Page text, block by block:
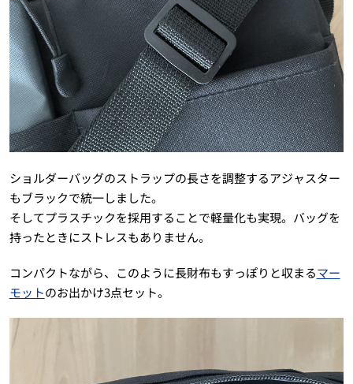
ショルダーバッグのストラップの長さを調整するアジャスター
もブラックで統一しました。
そしてプラスチックを採用することで軽量化も実現。バッグを
持ったときにストレスもありません。
コンパクトながら、このように長財布もすっぽりと収まるマー
モットのお出かけ3点セット。